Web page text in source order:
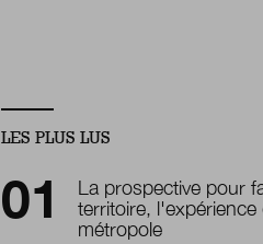
LES PLUS LUS
La prospective pour
territoire, l'expérience
métropole